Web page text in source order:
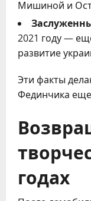
Мишиной и
2021 году —
развитие
Эти факты
Фединчика
годах